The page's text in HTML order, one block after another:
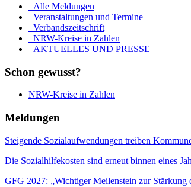
Alle Meldungen
Veranstaltungen und Termine
Verbandszeitschrift
NRW-Kreise in Zahlen
AKTUELLES UND PRESSE
Schon gewusst?
NRW-Kreise in Zahlen
Meldungen
Steigende Sozialaufwendungen treiben
Die Sozialhilfekosten sind erneut binnen eines
GFG 2027: „Wichtiger Meilenstein zur Stärkung